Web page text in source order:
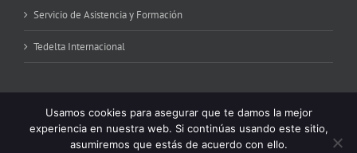
Servicio de Asistencia y Formación
Tedelta Internacional
Usamos cookies para asegurar que te damos la mejor
experiencia en nuestra web. Si continúas usando este sitio,
asumiremos que estás de acuerdo con ello.